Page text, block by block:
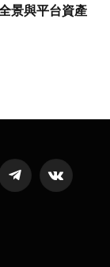
景與平台資產
TelegramVKontakte